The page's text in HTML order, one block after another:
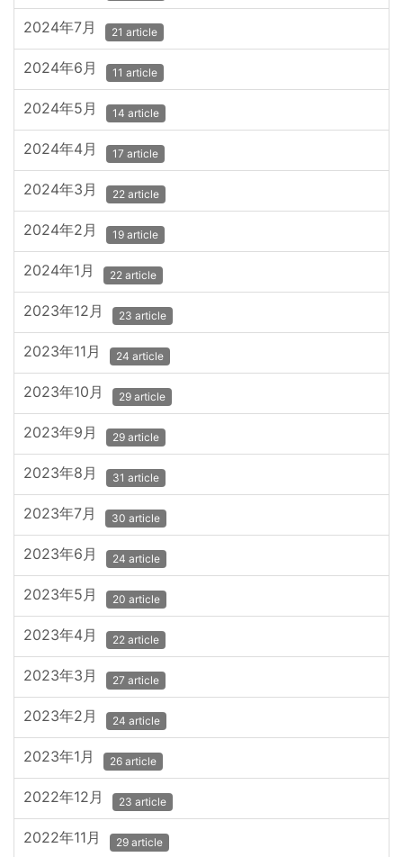
2024年7月 21 article
2024年6月 11 article
2024年5月 14 article
2024年4月 17 article
2024年3月 22 article
2024年2月 19 article
2024年1月 22 article
2023年12月 23 article
2023年11月 24 article
2023年10月 29 article
2023年9月 29 article
2023年8月 31 article
2023年7月 30 article
2023年6月 24 article
2023年5月 20 article
2023年4月 22 article
2023年3月 27 article
2023年2月 24 article
2023年1月 26 article
2022年12月 23 article
2022年11月 29 article